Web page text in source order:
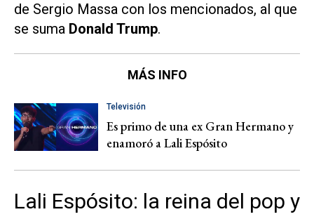
de Sergio Massa con los mencionados, al que
se suma Donald Trump.
MÁS INFO
Televisión
Es primo de una ex Gran Hermano y
enamoró a Lali Espósito
Lali Espósito: la reina del pop y